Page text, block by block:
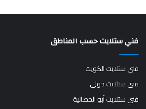
فني ستلايت حسب المناطق
فني ستلايت الكويت
فني ستلايت حولي
فني ستلايت أبو الحصانية